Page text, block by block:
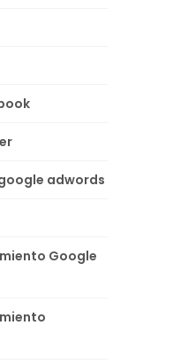
adwords
Google